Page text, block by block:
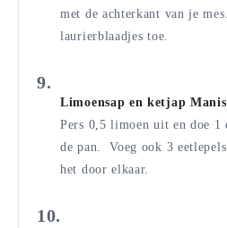
met de achterkant van je
laurierblaadjes toe.
Limoensap en ketjap
Pers 0,5 limoen uit en doe 1
de pan. Voeg ook 3
het door elkaar.